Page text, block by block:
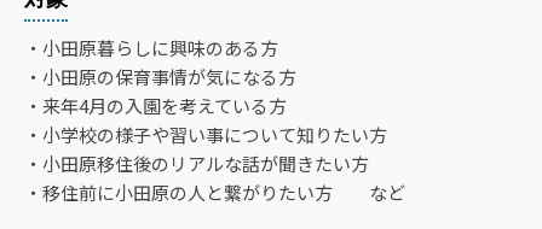
・小田原暮らしに興味のある方
・小田原の保育事情が気になる方
・来年4月の入園を考えている方
・小学校の様子や習い事について知りたい方
・小田原移住後のリアルな話が聞きたい方
・移住前に小田原の人と繋がりたい方 など